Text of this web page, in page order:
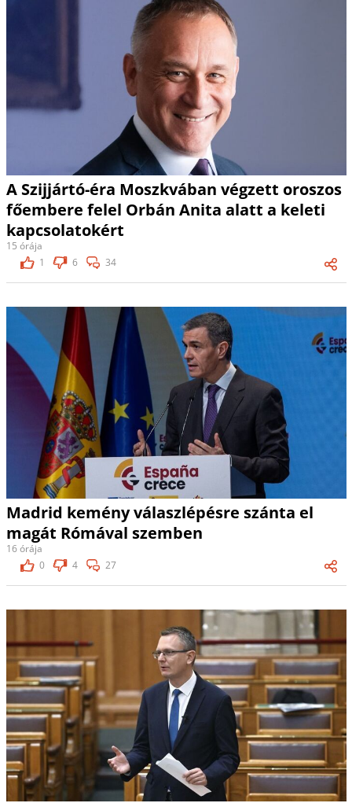
A Szijjártó-éra Moszkvában végzett oroszos
főembere felel Orbán Anita alatt a keleti
kapcsolatokért
15 órája
1
6 34
Madrid kemény válaszlépésre szánta el
magát Rómával szemben
16 órája
0
4 27